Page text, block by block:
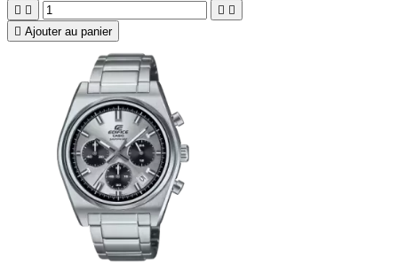
   
 Ajouter au panier